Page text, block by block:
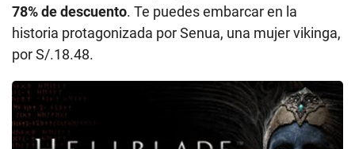
78% de descuento. Te puedes embarcar en la
historia protagonizada por Senua, una mujer vikinga,
por S/.18.48.